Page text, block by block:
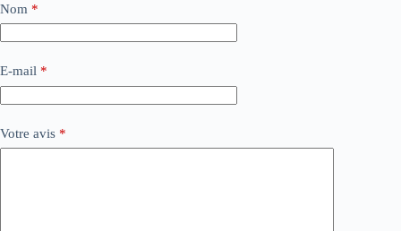
Nom *
E-mail *
Votre avis *